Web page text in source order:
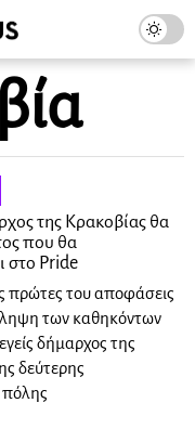
της Κρακοβίας θα
που θα
στο Pride
πρώτες του αποφάσεις
των καθηκόντων
δήμαρχος της
δεύτερης
πόλης